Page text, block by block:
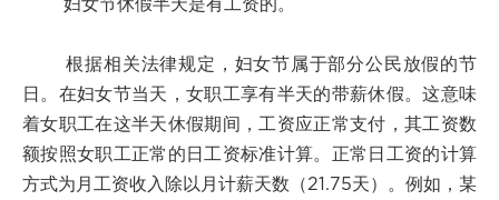
妇女节休假半天是有工资的。
根据相关法律规定，妇女节属于部分公民放假的节
日。在妇女节当天，女职工享有半天的带薪休假。这意味
着女职工在这半天休假期间，工资应正常支付，其工资数
额按照女职工正常的日工资标准计算。正常日工资的计算
方式为月工资收入除以月计薪天数（21.75天）。例如，某